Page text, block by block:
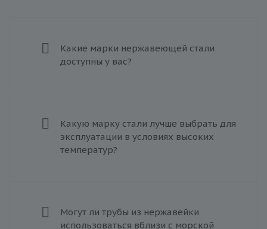
Какие марки нержавеющей стали
доступны у вас?
Какую марку стали лучше выбрать для
эксплуатации в условиях высоких
температур?
Могут ли трубы из нержавейки
использоваться вблизи с морской